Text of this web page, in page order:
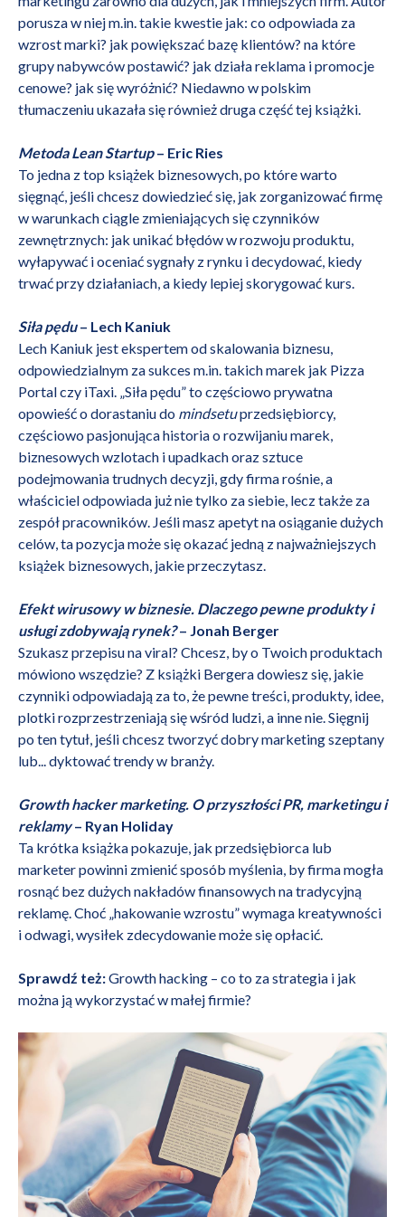
porusza w niej m.in. takie kwestie jak: co odpowiada za
wzrost marki? jak powiększać bazę klientów? na które
grupy nabywców postawić? jak działa reklama i promocje
cenowe? jak się wyróżnić? Niedawno w polskim
tłumaczeniu ukazała się również druga część tej książki.
Metoda Lean Startup– Eric Ries
To jedna z top książek biznesowych, po które warto
sięgnąć, jeśli chcesz dowiedzieć się, jak zorganizować firmę
w warunkach ciągle zmieniających się czynników
zewnętrznych: jak unikać błędów w rozwoju produktu,
wyłapywać i oceniać sygnały z rynku i decydować, kiedy
trwać przy działaniach, a kiedy lepiej skorygować kurs.
Siła pędu– Lech Kaniuk
Lech Kaniuk jest ekspertem od skalowania biznesu,
odpowiedzialnym za sukces m.in. takich marek jak Pizza
Portal czy iTaxi. „Siła pędu” to częściowo prywatna
opowieść o dorastaniu do mindsetuprzedsiębiorcy,
częściowo pasjonująca historia o rozwijaniu marek,
biznesowych wzlotach i upadkach oraz sztuce
podejmowania trudnych decyzji, gdy firma rośnie, a
właściciel odpowiada już nie tylko za siebie, lecz także za
zespół pracowników. Jeśli masz apetyt na osiąganie dużych
celów, ta pozycja może się okazać jedną z najważniejszych
książek biznesowych, jakie przeczytasz.
Efekt wirusowy w biznesie. Dlaczego pewne produkty i
usługi zdobywają rynek?– Jonah Berger
Szukasz przepisu na viral? Chcesz, by o Twoich produktach
mówiono wszędzie? Z książki Bergera dowiesz się, jakie
czynniki odpowiadają za to, że pewne treści, produkty, idee,
plotki rozprzestrzeniają się wśród ludzi, a inne nie. Sięgnij
po ten tytuł, jeśli chcesz tworzyć dobry marketing szeptany
lub... dyktować trendy w branży.
Growth hacker marketing. O przyszłości PR, marketingu i
reklamy– Ryan Holiday
Ta krótka książka pokazuje, jak przedsiębiorca lub
marketer powinni zmienić sposób myślenia, by firma mogła
rosnąć bez dużych nakładów finansowych na tradycyjną
reklamę. Choć „hakowanie wzrostu” wymaga kreatywności
i odwagi, wysiłek zdecydowanie może się opłacić.
Sprawdź też:Growth hacking – co to za strategia i jak
można ją wykorzystać w małej firmie?